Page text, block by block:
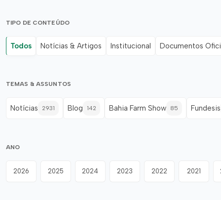
TIPO DE CONTEÚDO
Todos Notícias & Artigos Institucional Documentos
TEMAS & ASSUNTOS
Notícias 2931 Blog 142 Bahia Farm Show 85 Fundesis
ANO
2026 2025 2024 2023 2022 2021